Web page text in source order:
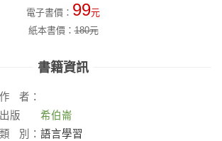
電子書價： 99元
紙本書價：180元
書籍資訊
作
者：
出版
社：
希伯崙
類
別： 語言學習